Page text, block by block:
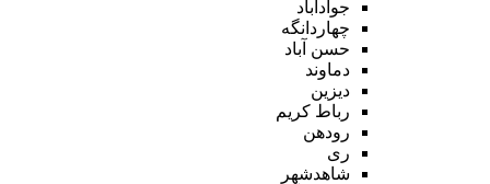
جوادآباد
چهاردانگه
حسن آباد
دماوند
دیزین
رباط کریم
رودهن
ری
شاهدشهر